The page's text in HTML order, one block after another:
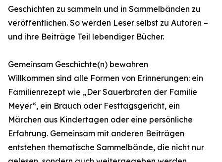
Geschichten zu sammeln und in Sammelbänden zu
veröffentlichen. So werden Leser selbst zu Autoren –
und ihre Beiträge Teil lebendiger Bücher.
Gemeinsam Geschichte(n) bewahren
Willkommen sind alle Formen von Erinnerungen: ein
Familienrezept wie „Der Sauerbraten der Familie
Meyer“, ein Brauch oder Festtagsgericht, ein
Märchen aus Kindertagen oder eine persönliche
Erfahrung. Gemeinsam mit anderen Beiträgen
entstehen thematische Sammelbände, die nicht nur